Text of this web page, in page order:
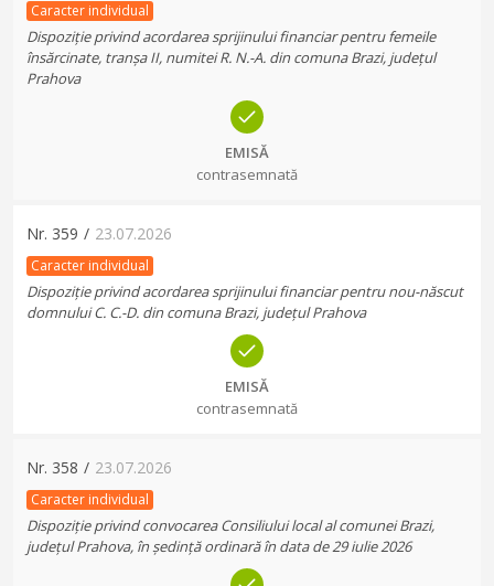
Caracter individual
Dispoziție privind acordarea sprijinului financiar pentru femeile
însărcinate, tranșa II, numitei R. N.-A. din comuna Brazi, județul
Prahova
EMISĂ
contrasemnată
Nr. 359 / 23.07.2026
Caracter individual
Dispoziție privind acordarea sprijinului financiar pentru nou-născut
domnului C. C.-D. din comuna Brazi, județul Prahova
EMISĂ
contrasemnată
Nr. 358 / 23.07.2026
Caracter individual
Dispoziție privind convocarea Consiliului local al comunei Brazi,
județul Prahova, în ședință ordinară în data de 29 iulie 2026